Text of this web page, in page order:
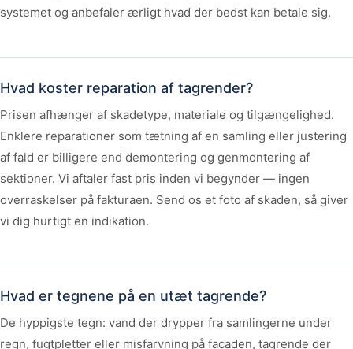
systemet og anbefaler ærligt hvad der bedst kan betale sig.
Hvad koster reparation af tagrender?
Prisen afhænger af skadetype, materiale og tilgængelighed.
Enklere reparationer som tætning af en samling eller justering
af fald er billigere end demontering og genmontering af
sektioner. Vi aftaler fast pris inden vi begynder — ingen
overraskelser på fakturaen. Send os et foto af skaden, så giver
vi dig hurtigt en indikation.
Hvad er tegnene på en utæt tagrende?
De hyppigste tegn: vand der drypper fra samlingerne under
regn, fugtpletter eller misfarvning på facaden, tagrende der